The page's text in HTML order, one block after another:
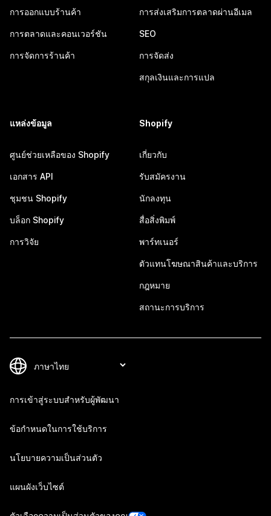
การออกแบบร้านค้า
การตลาดและคอนเวอร์ชัน
การจัดการร้านค้า
การส่งเสริมการตลาดผ่านอีเมล
SEO
การจัดส่ง
สกุลเงินและการแปล
แหล่งข้อมูล
ศูนย์ช่วยเหลือของ Shopify
เอกสาร API
ชุมชน Shopify
บล็อก Shopify
การวิจัย
Shopify
เกี่ยวกับ
รับสมัครงาน
นักลงทุน
สื่อสิ่งพิมพ์
พาร์ทเนอร์
ตัวแทนโฆษณาสินค้าและบริการ
กฎหมาย
สถานะการบริการ
การเข้าสู่ระบบสำหรับผู้พัฒนา
ข้อกำหนดในการใช้บริการ
นโยบายความเป็นส่วนตัว
แผนผังเว็บไซต์